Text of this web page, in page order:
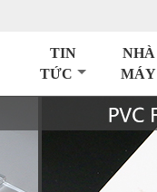
TIN
TỨC
NHÀ
MÁY